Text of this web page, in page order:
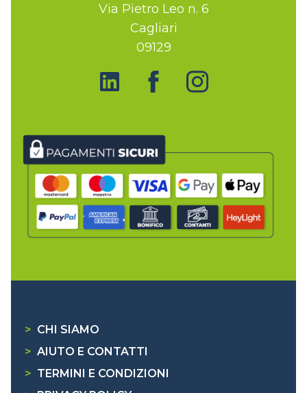
Via Pietro Leo n. 6
Cagliari
09129
> CHI SIAMO
> AIUTO E CONTATTI
> TERMINI E CONDIZIONI